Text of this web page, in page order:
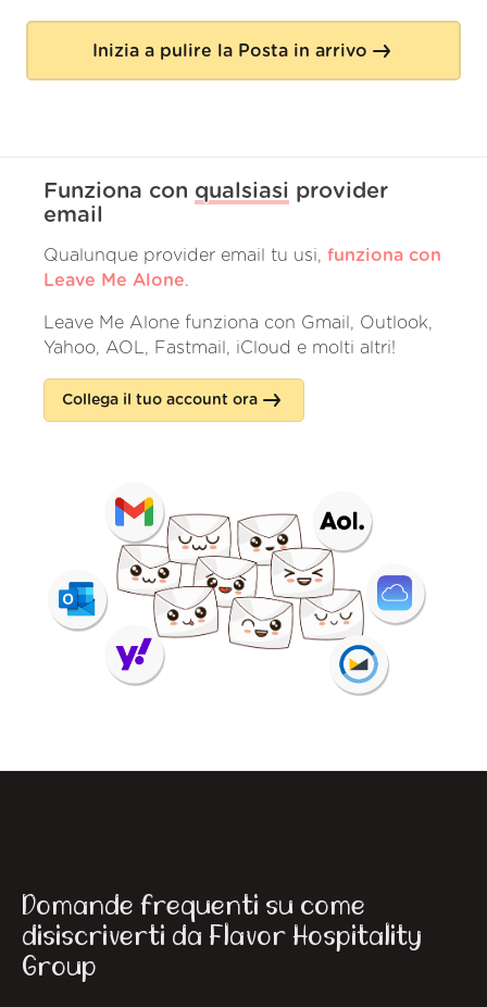
Inizia a pulire la Posta in arrivo
Funziona con qualsiasi provider
email
Qualunque provider email tu usi, funziona con
Leave Me Alone.
Leave Me Alone funziona con Gmail, Outlook,
Yahoo, AOL, Fastmail, iCloud e molti altri!
Collega il tuo account ora
Domande frequenti su come
disiscriverti da Flavor Hospitality
Group